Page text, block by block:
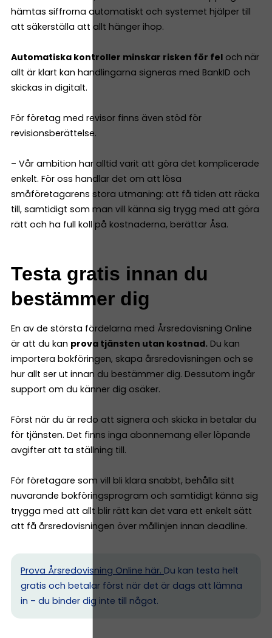
hämtas siffrorna automatiskt och systemet hjälper till
att säkerställa att allt hänger ihop.
Automatiska kontroller minskar risken för fel och när
allt är klart kan handlingarna signeras med BankID och
skickas in digitalt.
För företag med revisor finns även stöd för
revisionsberättelse.
– Vår ambition har alltid varit att göra det komplicerade
enkelt. För oss handlar det om att lösa
småföretagarens stora utmaning: att få tiden att räcka
till, samtidigt som man vill känna sig trygg med att göra
rätt och ha full koll på kostnaderna, berättar Åsa.
Testa gratis innan du
bestämmer dig
En av de största fördelarna med Årsredovisning Online
är att du kan prova tjänsten utan kostnad. Du kan
importera bokföringen, skapa årsredovisningen och se
hur allt ser ut innan du bestämmer dig. Dessutom ingår
support om du känner dig osäker.
Först när du är redo att signera och skicka in betalar du
för tjänsten. Det finns inga abonnemang eller löpande
avgifter att ta ställning till.
För företagare som vill bli klara snabbt, behålla sitt
nuvarande bokföringsprogram och samtidigt känna sig
trygga med att allt blir rätt kan det vara ett enkelt sätt
att få årsredovisningen över mållinjen innan deadline.
Prova Årsredovisning Online här. Du kan testa helt
gratis och betalar först när det är dags att lämna
in – du binder dig inte till något.